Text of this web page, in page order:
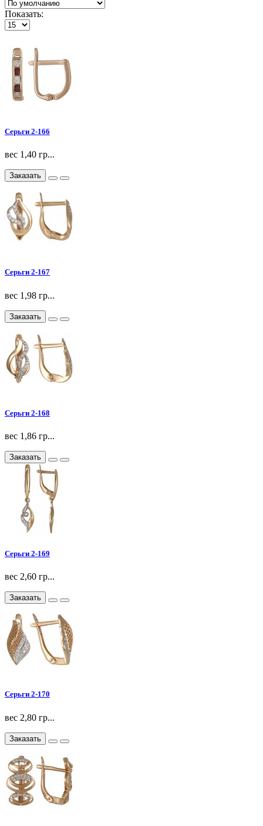
Показать:
Серьги 2-166
вес 1,40 гр...
Заказать
Серьги 2-167
вес 1,98 гр...
Заказать
Серьги 2-168
вес 1,86 гр...
Заказать
Серьги 2-169
вес 2,60 гр...
Заказать
Серьги 2-170
вес 2,80 гр...
Заказать